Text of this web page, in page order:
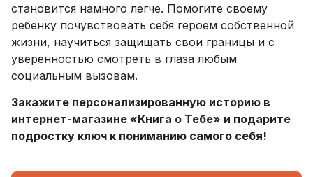
становится намного легче. Помогите своему
ребенку почувствовать себя героем собственной
жизни, научиться защищать свои границы и с
уверенностью смотреть в глаза любым
социальным вызовам.
Закажите персонализированную историю в
интернет-магазине «Книга о Тебе» и подарите
подростку ключ к пониманию самого себя!